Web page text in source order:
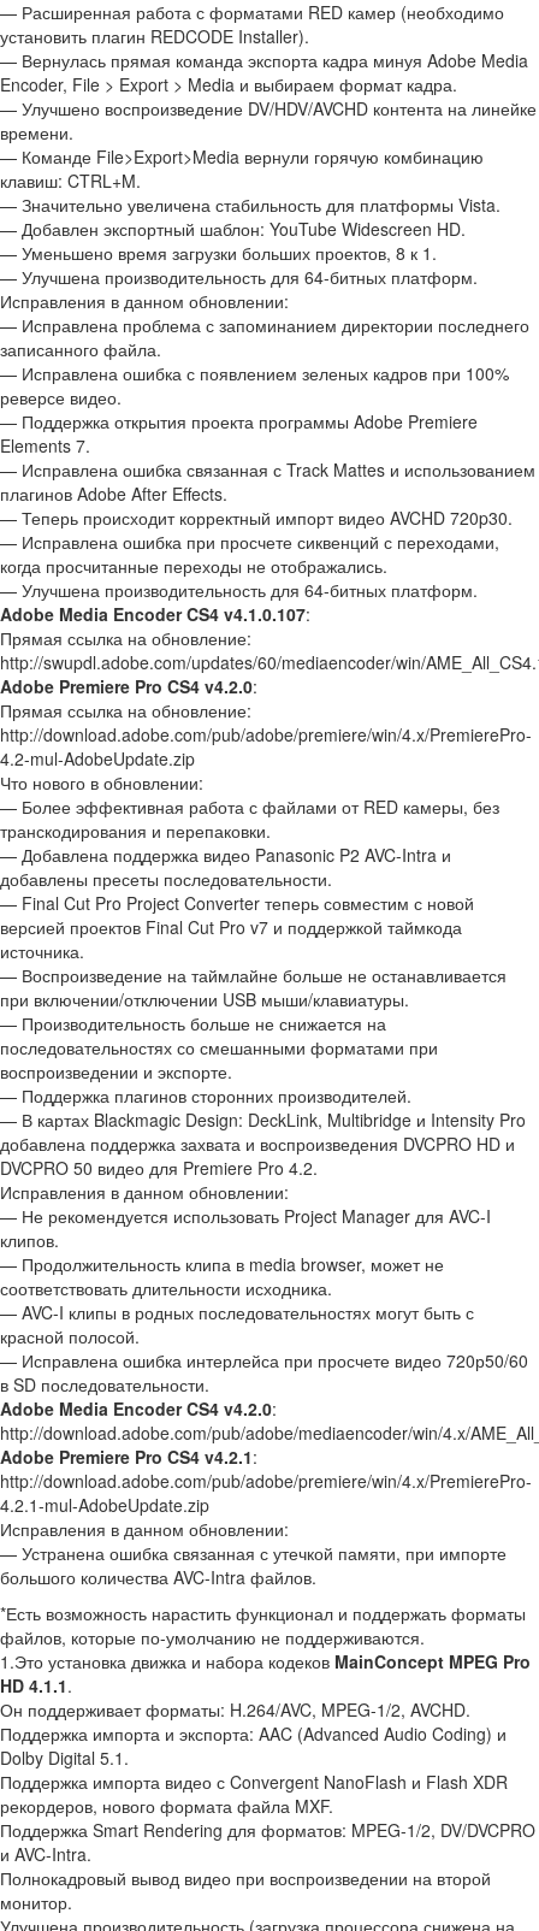
— Расширенная работа с форматами RED камер (необходимо
установить плагин REDCODE Installer).
— Вернулась прямая команда экспорта кадра минуя Adobe Media
Encoder, File > Export > Media и выбираем формат кадра.
— Улучшено воспроизведение DV/HDV/AVCHD контента на линейке
времени.
— Команде File>Export>Media вернули горячую комбинацию
клавиш: CTRL+M.
— Значительно увеличена стабильность для платформы Vista.
— Добавлен экспортный шаблон: YouTube Widescreen HD.
— Уменьшено время загрузки больших проектов, 8 к 1.
— Улучшена производительность для 64-битных платформ.
Исправления в данном обновлении:
— Исправлена проблема с запоминанием директории последнего
записанного файла.
— Исправлена ошибка с появлением зеленых кадров при 100%
реверсе видео.
— Поддержка открытия проекта программы Adobe Premiere
Elements 7.
— Исправлена ошибка связанная с Track Mattes и использованием
плагинов Adobe After Effects.
— Теперь происходит корректный импорт видео AVCHD 720p30.
— Исправлена ошибка при просчете сиквенций с переходами,
когда просчитанные переходы не отображались.
— Улучшена производительность для 64-битных платформ.
Adobe Media Encoder CS4 v4.1.0.107:
Прямая ссылка на обновление:
http://swupdl.adobe.com/updates/60/mediaencoder/win/
Adobe Premiere Pro CS4 v4.2.0:
Прямая ссылка на обновление:
http://download.adobe.com/pub/adobe/premiere/win/4.x/PremierePro-
4.2-mul-AdobeUpdate.zip
Что нового в обновлении:
— Более эффективная работа с файлами от RED камеры, без
транскодирования и перепаковки.
— Добавлена поддержка видео Panasonic P2 AVC-Intra и
добавлены пресеты последовательности.
— Final Cut Pro Project Converter теперь совместим с новой
версией проектов Final Cut Pro v7 и поддержкой таймкода
источника.
— Воспроизведение на таймлайне больше не останавливается
при включении/отключении USB мыши/клавиатуры.
— Производительность больше не снижается на
последовательностях со смешанными форматами при
воспроизведении и экспорте.
— Поддержка плагинов сторонних производителей.
— В картах Blackmagic Design: DeckLink, Multibridge и Intensity Pro
добавлена поддержка захвата и воспроизведения DVCPRO HD и
DVCPRO 50 видео для Premiere Pro 4.2.
Исправления в данном обновлении:
— Не рекомендуется использовать Project Manager для AVC-I
клипов.
— Продолжительность клипа в media browser, может не
соответствовать длительности исходника.
— AVC-I клипы в родных последовательностях могут быть с
красной полосой.
— Исправлена ошибка интерлейса при просчете видео 720р50/60
в SD последовательности.
Adobe Media Encoder CS4 v4.2.0:
http://download.adobe.com/pub/adobe/mediaencoder/win/4.x/
Adobe Premiere Pro CS4 v4.2.1:
http://download.adobe.com/pub/adobe/premiere/win/4.x/PremierePro-
4.2.1-mul-AdobeUpdate.zip
Исправления в данном обновлении:
— Устранена ошибка связанная с утечкой памяти, при импорте
большого количества AVC-Intra файлов.
*Есть возможность нарастить функционал и поддержать форматы
файлов, которые по-умолчанию не поддерживаются.
1.Это установка движка и набора кодеков MainConcept MPEG Pro
HD 4.1.1.
Он поддерживает форматы: H.264/AVC, MPEG-1/2, AVCHD.
Поддержка импорта и экспорта: AAC (Advanced Audio Coding) и
Dolby Digital 5.1.
Поддержка импорта видео с Convergent NanoFlash и Flash XDR
рекордеров, нового формата файла MXF.
Поддержка Smart Rendering для форматов: MPEG-1/2, DV/DVCPRO
и AVC-Intra.
Полнокадровый вывод видео при воспроизведении на второй
монитор.
Улучшена производительность (загрузка процессора снижена на